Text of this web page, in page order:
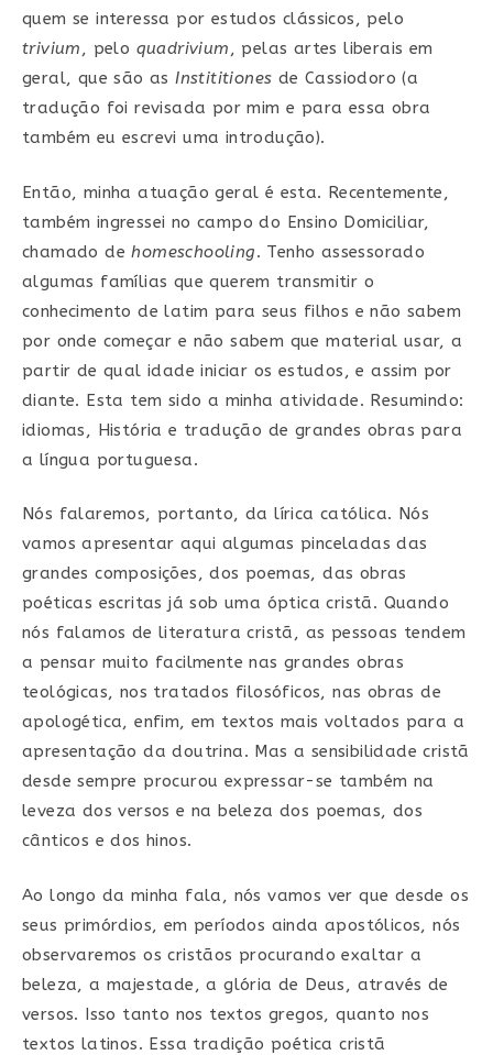
quem se interessa por estudos clássicos, pelo
trivium, pelo quadrivium, pelas artes liberais em
geral, que são asInstititiones de Cassiodoro (a
tradução foi revisada por mim e para essa obra
também eu escrevi uma introdução).
Então, minha atuação geral é esta. Recentemente,
também ingressei no campo do Ensino Domiciliar,
chamado dehomeschooling. Tenho assessorado
algumas famílias que querem transmitir o
conhecimento de latim para seus filhos e não sabem
por onde começar e não sabem que material usar, a
partir de qual idade iniciar os estudos, e assim por
diante. Esta tem sido a minha atividade. Resumindo:
idiomas, História e tradução de grandes obras para
a língua portuguesa.
Nós falaremos, portanto, da lírica católica. Nós
vamos apresentar aqui algumas pinceladas das
grandes composições, dos poemas, das obras
poéticas escritas já sob uma óptica cristã. Quando
nós falamos de literatura cristã, as pessoas tendem
a pensar muito facilmente nas grandes obras
teológicas, nos tratados filosóficos, nas obras de
apologética, enfim, em textos mais voltados para a
apresentação da doutrina. Mas a sensibilidade cristã
desde sempre procurou expressar-se também na
leveza dos versos e na beleza dos poemas, dos
cânticos e dos hinos.
Ao longo da minha fala, nós vamos ver que desde os
seus primórdios, em períodos ainda apostólicos, nós
observaremos os cristãos procurando exaltar a
beleza, a majestade, a glória de Deus, através de
versos. Isso tanto nos textos gregos, quanto nos
textos latinos. Essa tradição poética cristã